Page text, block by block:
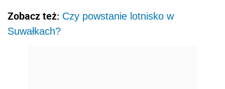
Zobacz też: Czy powstanie lotnisko w
Suwałkach?